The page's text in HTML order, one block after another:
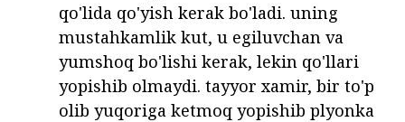
qo'lida qo'yish kerak bo'ladi. uning
mustahkamlik kut, u egiluvchan va
yumshoq bo'lishi kerak, lekin qo'llari
yopishib olmaydi. tayyor xamir, bir to'p
olib yuqoriga ketmoq yopishib plyonka